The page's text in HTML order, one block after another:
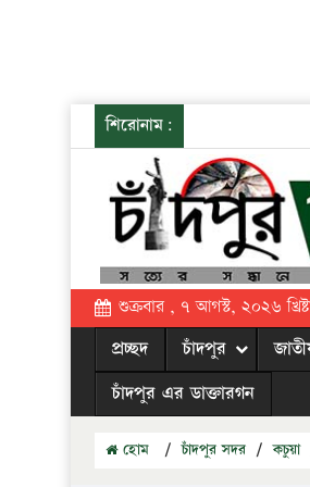
শিরোনাম:
শুক্রবার , ৭ আগস্ট, ২০২৬
প্রচ্ছদ চাঁদপুর
চাঁদপুর এর ডাক্তারগন
হোম / চাঁদপুর সদর / কচুয়া